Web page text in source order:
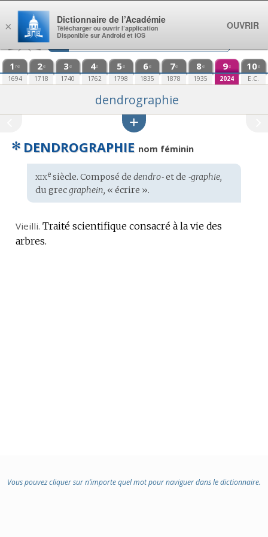
Aller au contenu
1 re
1694
2e
1718
3e
1740
4e
1762
5e
1798
6e
1835
7e
1878
8e
1935
9e
2024
10e
E.C.
dendrographie
✻ DENDROGRAPHIE nom féminin
Étymologie
:
xixesiècle. Composé de dendro‑et de ‑graphie,
du grecgraphein, « écrire ».
Vieilli. Traité scientifique consacré à la vie des
arbres.
Vous pouvez cliquer sur n’importe quel mot pour naviguer dans le dictionnaire.
×
Dictionnaire de l’Académie
Télécharger ou ouvrir l’application
Disponible sur Android et iOS
OUVRIR